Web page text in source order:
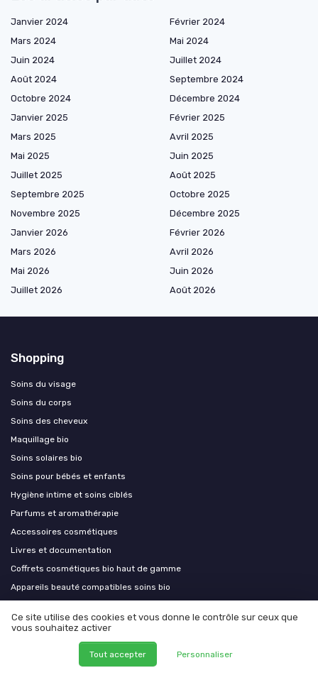
Janvier 2024
Février 2024
Mars 2024
Mai 2024
Juin 2024
Juillet 2024
Août 2024
Septembre 2024
Octobre 2024
Décembre 2024
Janvier 2025
Février 2025
Mars 2025
Avril 2025
Mai 2025
Juin 2025
Juillet 2025
Août 2025
Septembre 2025
Octobre 2025
Novembre 2025
Décembre 2025
Janvier 2026
Février 2026
Mars 2026
Avril 2026
Mai 2026
Juin 2026
Juillet 2026
Août 2026
Shopping
Soins du visage
Soins du corps
Soins des cheveux
Maquillage bio
Soins solaires bio
Soins pour bébés et enfants
Hygiène intime et soins ciblés
Parfums et aromathérapie
Accessoires cosmétiques
Livres et documentation
Coffrets cosmétiques bio haut de gamme
Appareils beauté compatibles soins bio
Aromathérapie et phytothérapie premium
Équipements esthétiques bio
Compléments alimentaires bio et nutricosmétique
Ce site utilise des cookies et vous donne le contrôle sur ceux que
vous souhaitez activer
Tout accepter Personnaliser